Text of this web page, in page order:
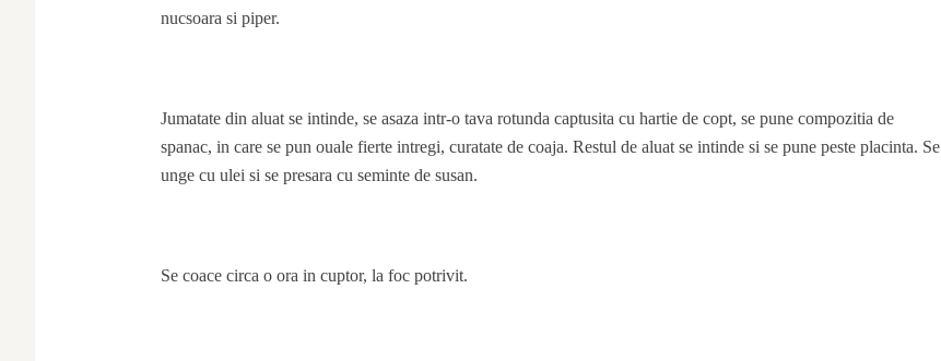
nucsoara si piper.
Jumatate din aluat se intinde, se asaza intr-o tava rotunda captusita cu hartie de copt, se pune compozitia de
spanac, in care se pun ouale fierte intregi, curatate de coaja. Restul de aluat se intinde si se pune peste placinta. Se
unge cu ulei si se presara cu seminte de susan.
Se coace circa o ora in cuptor, la foc potrivit.